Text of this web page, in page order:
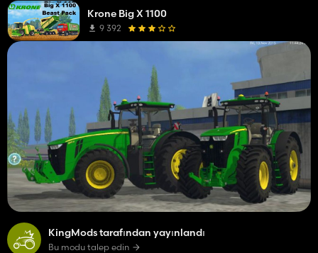
KingMods tarafından yayınlandı
Bu modu talep edin
Krone Big X 1100
9 392